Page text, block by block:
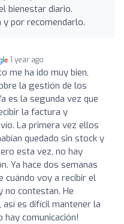
bienestar diario.
por recomendarlo.
1 year ago
me ha ido muy bien,
la gestión de los
es la segunda vez que
la factura y
La primera vez ellos
quedado sin stock y
esta vez, no hay
Ya hace dos semanas
cuándo voy a recibir el
no contestan. He
es difícil mantener la
hay comunicación!